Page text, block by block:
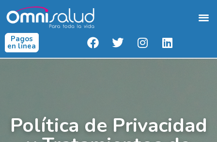
Pagos
en línea
Política de Privacidad